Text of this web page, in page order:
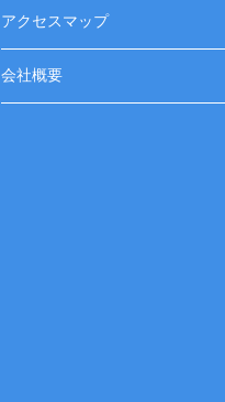
アクセスマップ
会社概要